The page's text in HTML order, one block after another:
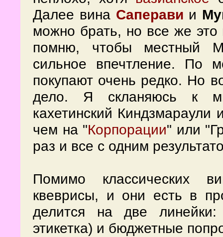
Далее вина Саперави и
можно брать, но все же
помню, чтобы местный
сильное впечтление. По
покупают очень редко. Но
дело. Я скланяюсь к
кахетинский
чем на "Корпорации" или
раз и все с одним
Помимо классических
квеврисы, и они есть в
делится на две
этикетка) и бюджетные